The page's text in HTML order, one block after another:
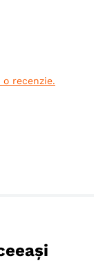
la
recenzie.